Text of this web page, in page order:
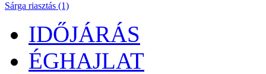
Sárga riasztás (1)
IDŐJÁRÁS
ÉGHAJLAT